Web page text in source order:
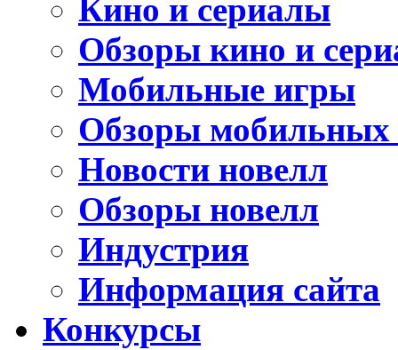
Кино и сериалы
Обзоры кино и
Мобильные игры
Обзоры мобильных
Новости новелл
Обзоры новелл
Индустрия
Информация сайта
Конкурсы